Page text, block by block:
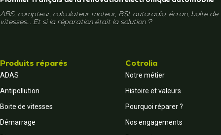
ABS, compteur, calculateur moteur, BSI, autoradio, écran, boîte de
vitesses... Et si la réparation était la solution ?
Produits réparés
ADAS
Antipollution
Boite de vitesses
Démarrage
Cotrolia
Notre métier
Histoire et valeurs
Pourquoi réparer ?
Nos engagements